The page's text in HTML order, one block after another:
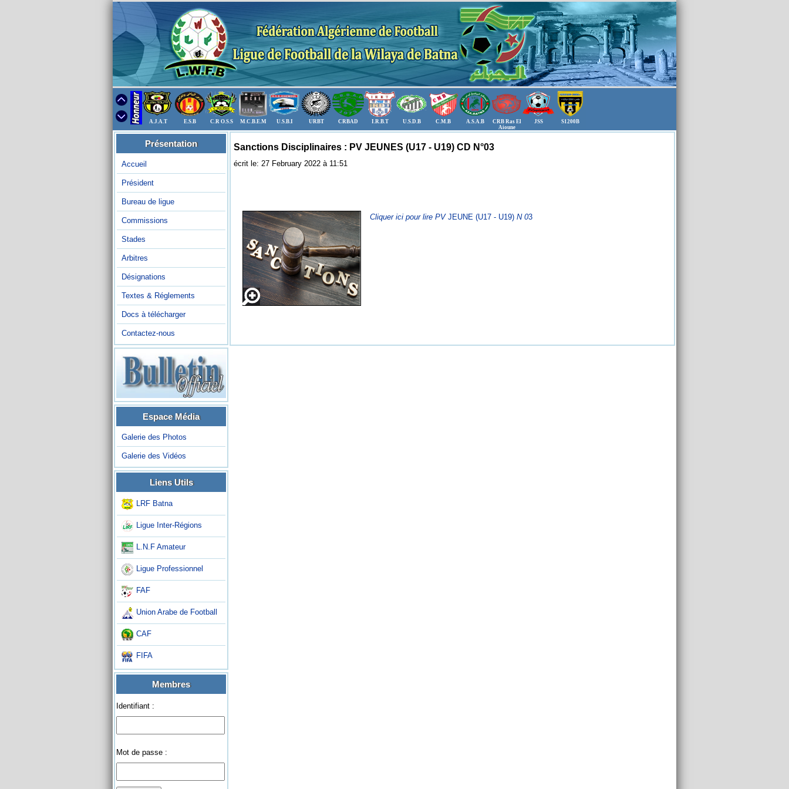
A.J.A.T E.S.B C.R O.S.S M.C.B.E.M U.S.B.I URBT CRBAD I.R.B.T U.S.D.B C.M.B A.S.A.B
CRB Ras El
Aioune
JSS S1200B
Présentation
Accueil
Président
Bureau de ligue
Commissions
Stades
Arbitres
Désignations
Textes & Réglements
Docs à télécharger
Contactez-nous
Espace Média
Galerie des Photos
Galerie des Vidéos
Liens Utils
LRF Batna
Ligue Inter-Régions
L.N.F Amateur
Ligue Professionnel
FAF
Union Arabe de Football
CAF
FIFA
Membres
Identifiant :
Mot de passe :
Sanctions Disciplinaires : PV JEUNES (U17 - U19) CD N°03
écrit le: 27 February 2022 à 11:51
Cliquer ici pour lire PV JEUNE (U17 - U19) N 03